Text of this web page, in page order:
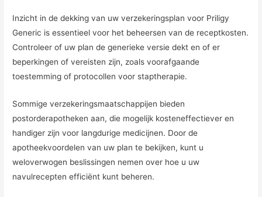
Inzicht in de dekking van uw verzekeringsplan voor Priligy
Generic is essentieel voor het beheersen van de receptkosten.
Controleer of uw plan de generieke versie dekt en of er
beperkingen of vereisten zijn, zoals voorafgaande
toestemming of protocollen voor staptherapie.
Sommige verzekeringsmaatschappijen bieden
postorderapotheken aan, die mogelijk kosteneffectiever en
handiger zijn voor langdurige medicijnen. Door de
apotheekvoordelen van uw plan te bekijken, kunt u
weloverwogen beslissingen nemen over hoe u uw
navulrecepten efficiënt kunt beheren.